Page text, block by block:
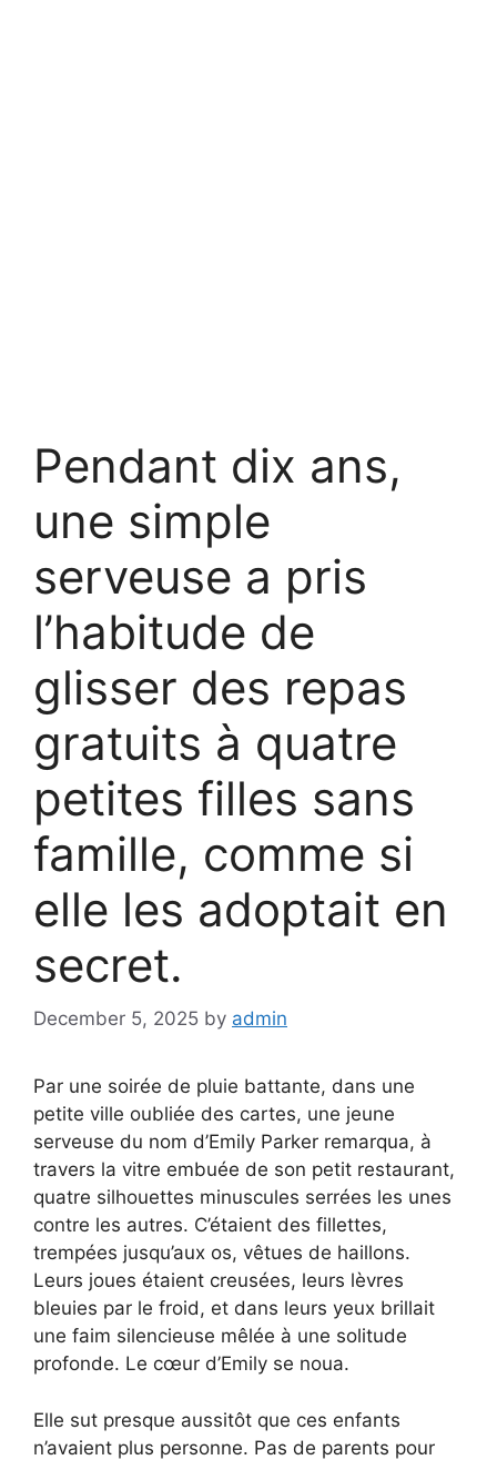
Pendant dix ans,
une simple
serveuse a pris
l’habitude de
glisser des repas
gratuits à quatre
petites filles sans
famille, comme si
elle les adoptait en
secret.
December 5, 2025 by admin
Par une soirée de pluie battante, dans une
petite ville oubliée des cartes, une jeune
serveuse du nom d’Emily Parker remarqua, à
travers la vitre embuée de son petit restaurant,
quatre silhouettes minuscules serrées les unes
contre les autres. C’étaient des fillettes,
trempées jusqu’aux os, vêtues de haillons.
Leurs joues étaient creusées, leurs lèvres
bleuies par le froid, et dans leurs yeux brillait
une faim silencieuse mêlée à une solitude
profonde. Le cœur d’Emily se noua.
Elle sut presque aussitôt que ces enfants
n’avaient plus personne. Pas de parents pour